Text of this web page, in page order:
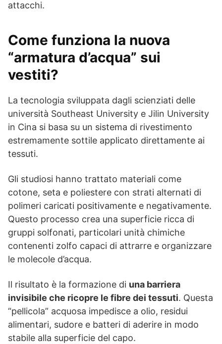
attacchi.
Come funziona la nuova
“armatura d’acqua” sui
vestiti?
La tecnologia sviluppata dagli scienziati delle
università Southeast University e Jilin University
in Cina si basa su un sistema di rivestimento
estremamente sottile applicato direttamente ai
tessuti.
Gli studiosi hanno trattato materiali come
cotone, seta e poliestere con strati alternati di
polimeri caricati positivamente e negativamente.
Questo processo crea una superficie ricca di
gruppi solfonati, particolari unità chimiche
contenenti zolfo capaci di attrarre e organizzare
le molecole d’acqua.
Il risultato è la formazione di una barriera
invisibile che ricopre le fibre dei tessuti. Questa
“pellicola” acquosa impedisce a olio, residui
alimentari, sudore e batteri di aderire in modo
stabile alla superficie del capo.